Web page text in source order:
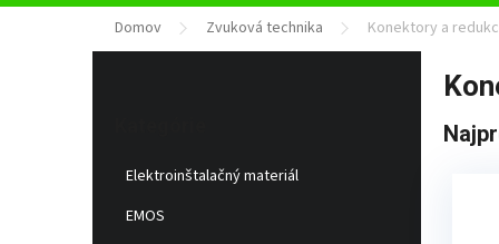
Domov Zvuková technika Konektory a
Elektroinštalačný materiál
EMOS